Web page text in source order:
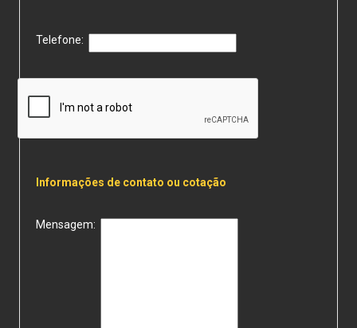
Telefone:
Informações de contato ou cotação
Mensagem: